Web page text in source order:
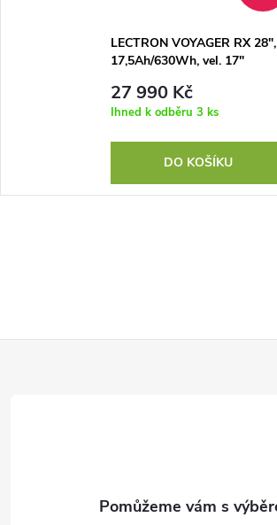
LECTRON VOYAGER RX 28",
17,5Ah/630Wh, vel. 17"
27 990 Kč
Ihned k odběru 3 ks
DO KOŠÍKU